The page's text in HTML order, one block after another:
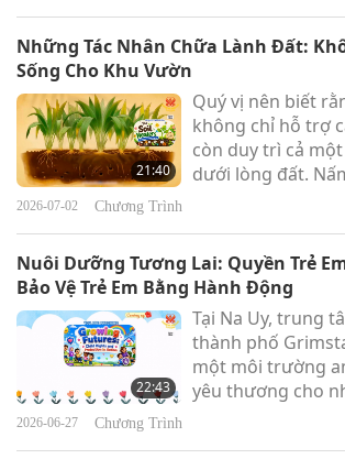
khỏe mạnh hơn
Những Tác Nhân Chữa Lành Đất:
Sống Cho Khu Vườn
21:40
Quý vị nên biết
không chỉ hỗ trợ
còn duy trì cả
dưới lòng đất.
dưỡng chất với
nhiên.
2026-07-02 Chương Trình
Nuôi Dưỡng Tương Lai: Quyền Trẻ
Bảo Vệ Trẻ Em Bằng Hành Động
22:43
Tại Na Uy, trung
thành phố
một môi trường
yêu thương cho
từng trải qua
2026-06-27 Chương Trình